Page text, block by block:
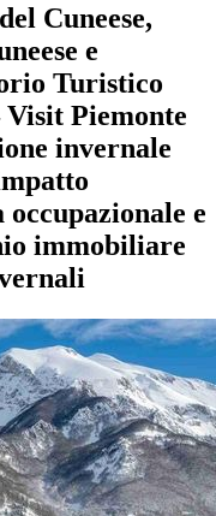
Cuneese,
e
Turistico
Visit Piemonte
invernale
e
immobiliare